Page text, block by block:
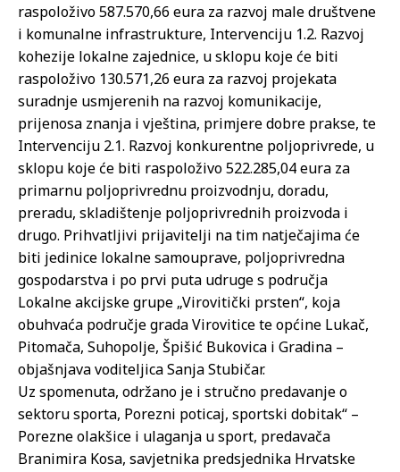
raspoloživo 587.570,66 eura za razvoj male društvene
i komunalne infrastrukture, Intervenciju 1.2. Razvoj
kohezije lokalne zajednice, u sklopu koje će biti
raspoloživo 130.571,26 eura za razvoj projekata
suradnje usmjerenih na razvoj komunikacije,
prijenosa znanja i vještina, primjere dobre prakse, te
Intervenciju 2.1. Razvoj konkurentne poljoprivrede, u
sklopu koje će biti raspoloživo 522.285,04 eura za
primarnu poljoprivrednu proizvodnju, doradu,
preradu, skladištenje poljoprivrednih proizvoda i
drugo. Prihvatljivi prijavitelji na tim natječajima će
biti jedinice lokalne samouprave, poljoprivredna
gospodarstva i po prvi puta udruge s područja
Lokalne akcijske grupe „Virovitički prsten“, koja
obuhvaća područje grada Virovitice te općine Lukač,
Pitomača, Suhopolje, Špišić Bukovica i Gradina –
objašnjava voditeljica Sanja Stubičar.
Uz spomenuta, održano je i stručno predavanje o
sektoru sporta, Porezni poticaj, sportski dobitak“ –
Porezne olakšice i ulaganja u sport, predavača
Branimira Kosa, savjetnika predsjednika Hrvatske